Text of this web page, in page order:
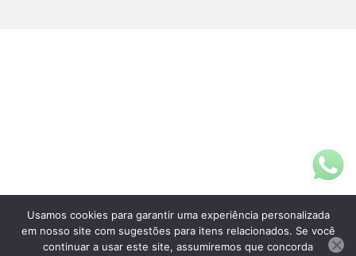
Fale Conosco
(11)3313-5200
Usamos cookies para garantir uma experiência personalizada
em nosso site com sugestões para itens relacionados. Se você
continuar a usar este site, assumiremos que concorda